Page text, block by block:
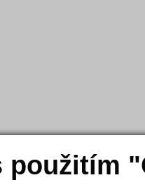
použitím